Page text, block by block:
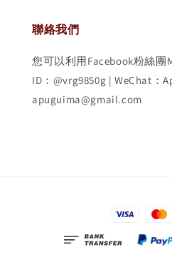
聯絡我們
您可以利用Facebook粉絲團
ID：@vrg9850g | WeChat：
apuguima@gmail.com